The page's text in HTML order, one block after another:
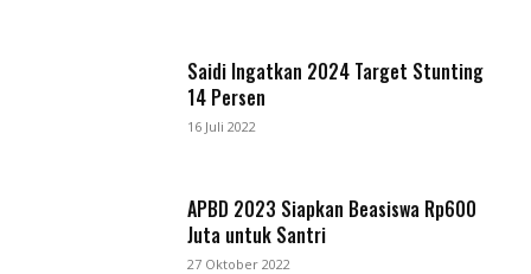
Saidi Ingatkan 2024 Target Stunting
14 Persen
16 Juli 2022
APBD 2023 Siapkan Beasiswa Rp600
Juta untuk Santri
27 Oktober 2022